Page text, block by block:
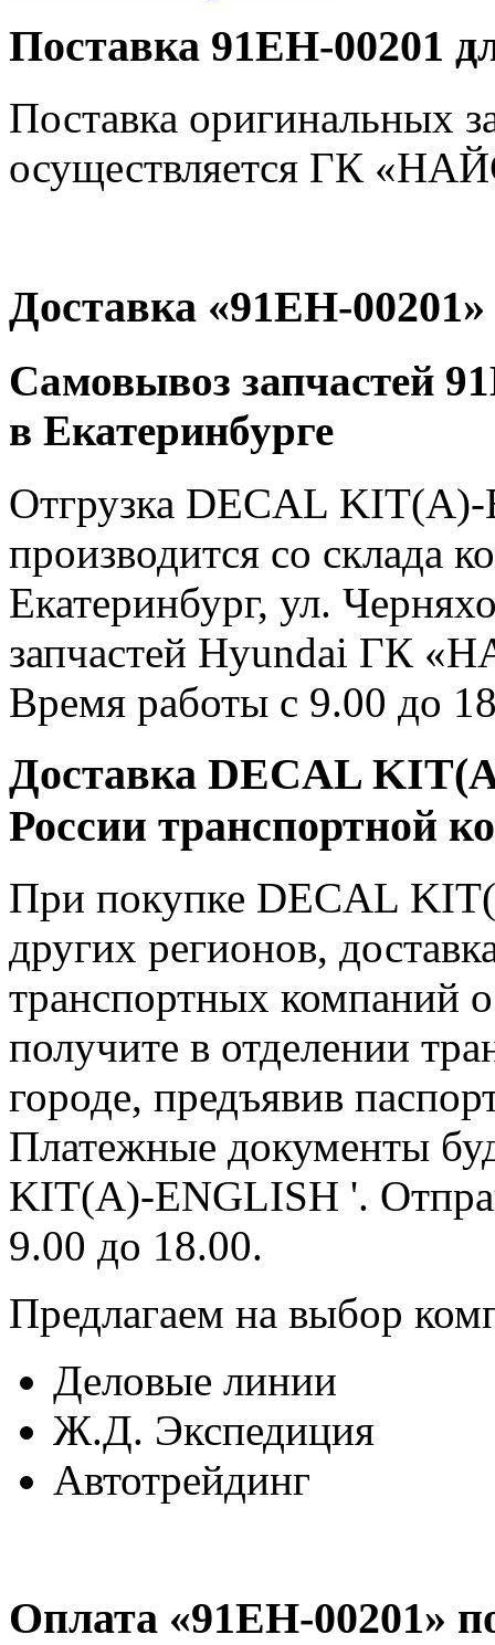
Поставка 91EH-00201
Поставка оригинальных
осуществляется ГК
Доставка «91EH-00201»
Самовывоз запчастей
в Екатеринбурге
Отгрузка DECAL
производится со склада
Екатеринбург, ул.
запчастей Hyundai ГК
Время работы с 9.00 до
Доставка DECAL
России транспортной
При покупке DECAL
других регионов,
транспортных компаний
получите в отделении
городе, предъявив
Платежные документы
KIT(A)-ENGLISH '.
9.00 до 18.00.
Предлагаем на выбор
Деловые линии
Ж.Д. Экспедиция
Автотрейдинг
Оплата «91EH-00201»